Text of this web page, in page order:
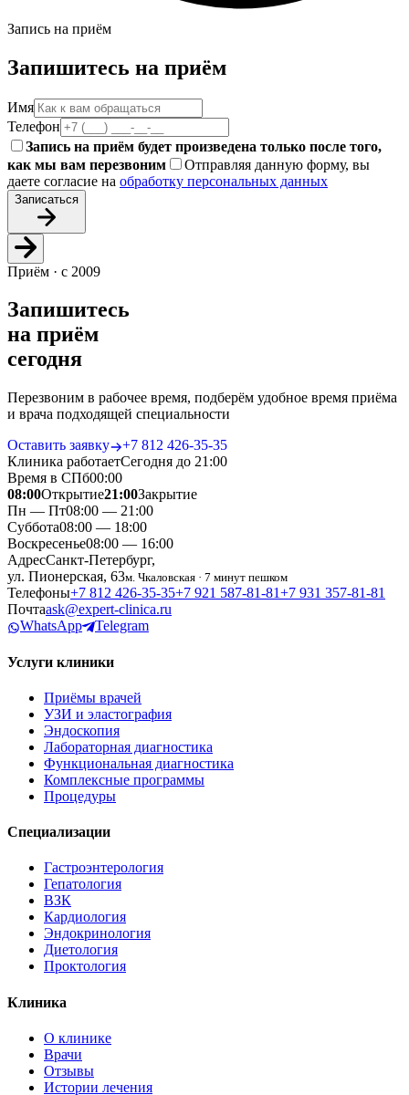
Запись на приём
Запишитесь на приём
Имя
Телефон
Запись на приём будет произведена только после того,
как мы вам перезвоним
Отправляя данную форму, вы
даете согласие на обработку персональных данных
Записаться
Приём · с 2009
Запишитесь
на приём
сегодня
Перезвоним в рабочее время, подберём удобное время приёма
и врача подходящей специальности
Оставить заявку
+7 812 426‑35‑35
Клиника работаетСегодня до 21:00
Время в СПб00:00
08:00Открытие21:00Закрытие
Пн — Пт08:00 — 21:00
Суббота08:00 — 18:00
Воскресенье08:00 — 16:00
АдресСанкт-Петербург,
ул. Пионерская, 63м. Чкаловская · 7 минут пешком
Телефоны+7 812 426‑35‑35+7 921 587‑81‑81+7 931 357‑81‑81
Почтаask@expert-clinica.ru
WhatsApp
Telegram
Услуги клиники
Приёмы врачей
УЗИ и эластография
Эндоскопия
Лабораторная диагностика
Функциональная диагностика
Комплексные программы
Процедуры
Специализации
Гастроэнтерология
Гепатология
ВЗК
Кардиология
Эндокринология
Диетология
Проктология
Клиника
О клинике
Врачи
Отзывы
Истории лечения